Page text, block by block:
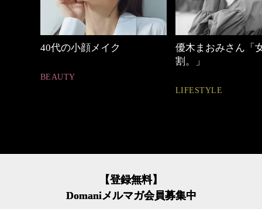
40代の小顔メイク
BEAUTY
優木まおみさん「
割。」
LIFESTYLE
【登録無料】
Domaniメルマガ会員募集中